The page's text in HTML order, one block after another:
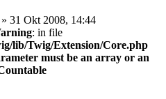
» 31 Okt 2008, 14:44
: in file
lib/Twig/Extension/Core.php
must be an array or an